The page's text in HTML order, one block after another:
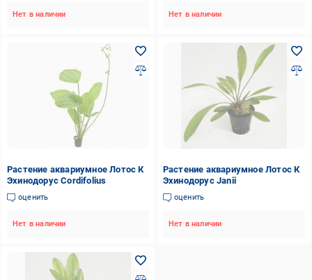
Нет в наличии Нет в наличии
Растение аквариумное Лотос К
Эхинодорус Cordifolius
оценить
Нет в наличии
Растение аквариумное Лотос К
Эхинодорус Janii
оценить
Нет в наличии